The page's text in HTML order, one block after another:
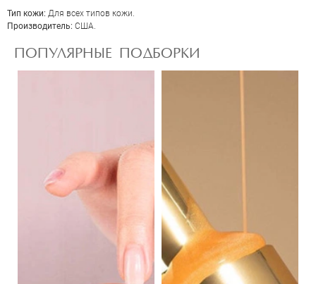
Тип кожи: Для всех типов кожи.
Производитель: США.
ПОПУЛЯРНЫЕ ПОДБОРКИ